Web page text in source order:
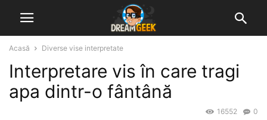
Acasă Diverse vise interpretate
Interpretare vis în care tragi
apa dintr-o fântână
0
16552